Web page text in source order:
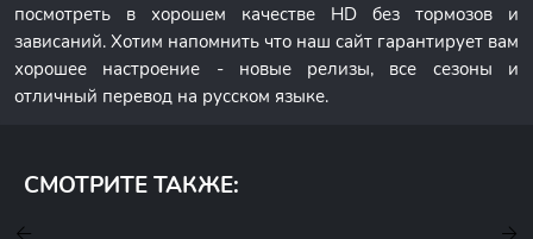
посмотреть в хорошем качестве HD без тормозов и
зависаний. Хотим напомнить что наш сайт гарантирует вам
хорошее настроение - новые релизы, все сезоны и
отличный перевод на русском языке.
СМОТРИТЕ ТАКЖЕ: